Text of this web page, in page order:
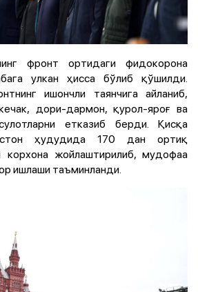
фронт ортидаги фидокорона
улкан ҳисса бўлиб қўшилди.
ишончли таянчига айланиб,
дори-дармон, қурол-яроғ ва
етказиб берди. Қисқа
ҳудудида 170 дан ортиқ
корхона жойлаштирилиб, мудофаа
ишлаши таъминланди.